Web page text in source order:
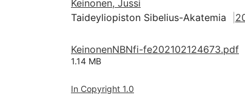
Keinonen, Jussi
Taideyliopiston Sibelius-Akatemia
KeinonenNBNfi-fe202102124673.pdf
1.14 MB
In Copyright 1.0